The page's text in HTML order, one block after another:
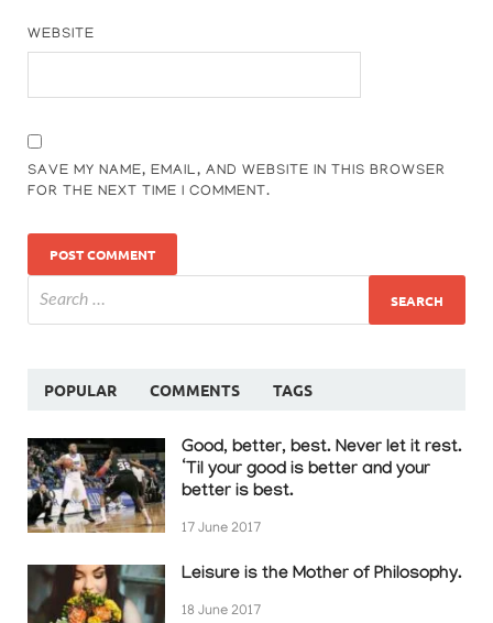
WEBSITE
SAVE MY NAME, EMAIL, AND WEBSITE IN THIS BROWSER
FOR THE NEXT TIME I COMMENT.
POPULAR COMMENTS TAGS
Good, better, best. Never let it rest.
‘Til your good is better and your
better is best.
17 June 2017
Leisure is the Mother of Philosophy.
18 June 2017